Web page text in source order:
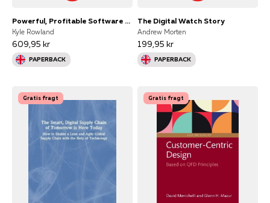
Powerful, Profitable Software Products The Executive Guidebo
Kyle Rowland
609,95 kr
PAPERBACK
The Digital Watch Story
Andrew Morten
199,95 kr
PAPERBACK
Gratis fragt Gratis fragt